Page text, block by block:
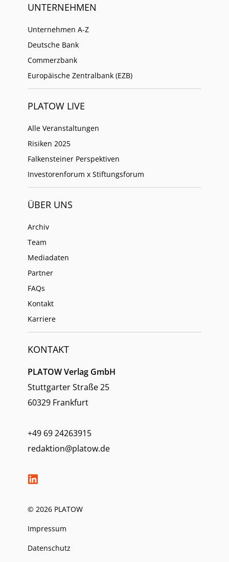
UNTERNEHMEN
Unternehmen A-Z
Deutsche Bank
Commerzbank
Europäische Zentralbank (EZB)
PLATOW LIVE
Alle Veranstaltungen
Risiken 2025
Falkensteiner Perspektiven
Investorenforum x Stiftungsforum
ÜBER UNS
Archiv
Team
Mediadaten
Partner
FAQs
Kontakt
Karriere
KONTAKT
PLATOW Verlag GmbH
Stuttgarter Straße 25
60329 Frankfurt
+49 69 24263915
redaktion@platow.de
© 2026 PLATOW
Impressum
Datenschutz